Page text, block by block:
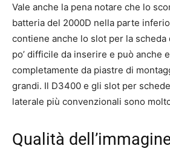
Vale anche la pena notare che lo
batteria del 2000D nella parte
contiene anche lo slot per la scheda
po’ difficile da inserire e può anche
completamente da piastre di
grandi. Il D3400 e gli slot per
laterale più convenzionali sono
Qualità